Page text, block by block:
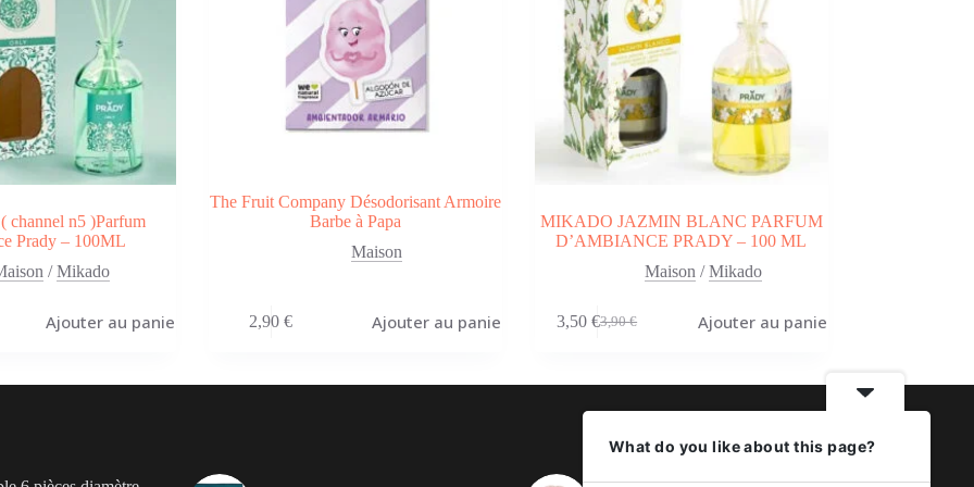
channel n5 )Parfum
Prady – 100ML
/Mikado
Ajouter au panier
The Fruit Company Désodorisant Armoire
Barbe à Papa
Maison
2,90€ Ajouter au panier
MIKADO JAZMIN BLANC PARFUM
D’AMBIANCE PRADY – 100 ML
Maison /Mikado
3,90€
Le
était :
3,90 €.
3,50€Le
est :
3,50 €.
Ajouter au panier
What do you like about this page?